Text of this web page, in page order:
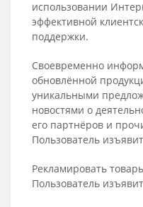
использовании
эффективной
поддержки.
Своевременно
обновлённой
уникальными
новостями о
его партнёров и
Пользователь
Рекламировать
Пользователь